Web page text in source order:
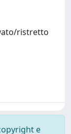
ristretto
e